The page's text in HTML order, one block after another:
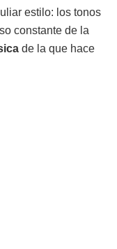
estilo: los tonos
constante de la
de la que hace